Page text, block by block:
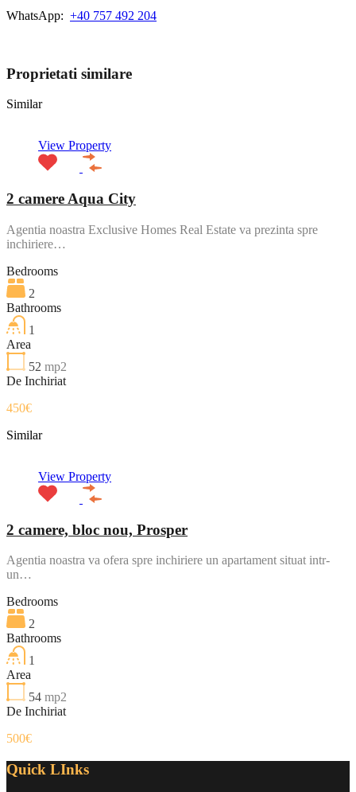
WhatsApp: +40 757 492 204
Proprietati similare
Similar
View Property
2 camere Aqua City
Agentia noastra Exclusive Homes Real Estate va prezinta spre
inchiriere…
Bedrooms
2
Bathrooms
1
Area
52 mp2
De Inchiriat
450€
Similar
View Property
2 camere, bloc nou, Prosper
Agentia noastra va ofera spre inchiriere un apartament situat intr-
un…
Bedrooms
2
Bathrooms
1
Area
54 mp2
De Inchiriat
500€
Quick LInks